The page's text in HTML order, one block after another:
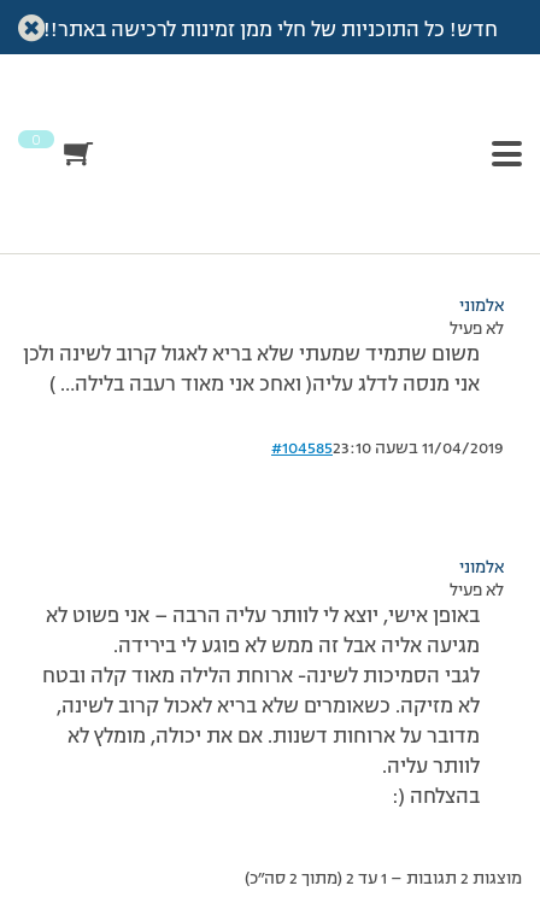
חדש! כל התוכניות של חלי ממן זמינות לרכישה באתר!!
0
עמוד הבית >דיונים>פורום >האם ארוחת הלילה חשובה
מוצגות 2 תגובות – 1 עד 2 (מתוך 2 סה״כ)
אלמוני
לא פעיל
משום שתמיד שמעתי שלא בריא לאגול קרוב לשינה ולכן
אני מנסה לדלג עליה( ואחכ אני מאוד רעבה בלילה… )
11/04/2019 בשעה 23:10 #104585
אלמוני
לא פעיל
באופן אישי, יוצא לי לוותר עליה הרבה – אני פשוט לא
מגיעה אליה אבל זה ממש לא פוגע לי בירידה.
לגבי הסמיכות לשינה- ארוחת הלילה מאוד קלה ובטח
לא מזיקה. כשאומרים שלא בריא לאכול קרוב לשינה,
מדובר על ארוחות דשנות. אם את יכולה, מומלץ לא
לוותר עליה.
בהצלחה (:
מוצגות 2 תגובות – 1 עד 2 (מתוך 2 סה״כ)